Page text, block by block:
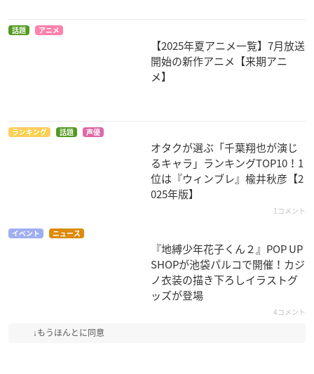
話題 アニメ
【2025年夏アニメ一覧】7月放送
開始の新作アニメ【来期アニ
メ】
ランキング 話題 声優
オタクが選ぶ「千葉翔也が演じ
るキャラ」ランキングTOP10！1
位は『ウィンブレ』楡井秋彦【2
025年版】
1コメント
イベント ニュース
『地縛少年花子くん２』POP UP
SHOPが池袋パルコで開催！カジ
ノ衣装の描き下ろしイラストグ
ッズが登場
4コメント
↓もうほんとに同意